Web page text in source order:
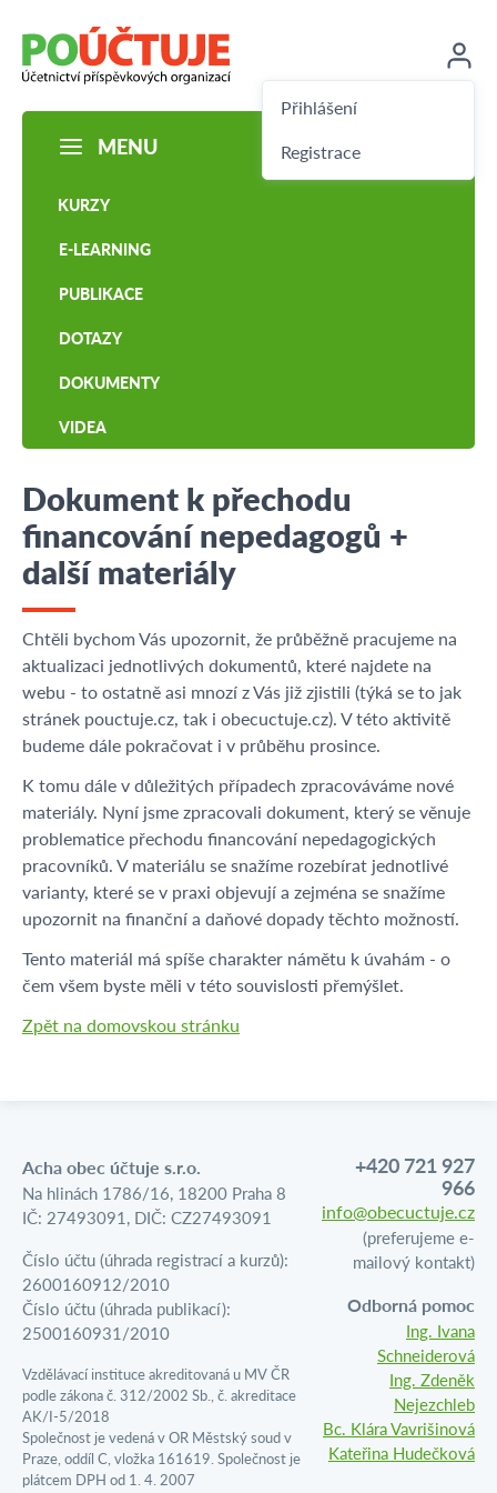
Přihlášení
Registrace
MENU
KURZY
E-LEARNING
PUBLIKACE
DOTAZY
DOKUMENTY
VIDEA
Dokument k přechodu
financování nepedagogů +
další materiály
Chtěli bychom Vás upozornit, že průběžně pracujeme na
aktualizaci jednotlivých dokumentů, které najdete na
webu - to ostatně asi mnozí z Vás již zjistili (týká se to jak
stránek pouctuje.cz, tak i obecuctuje.cz). V této aktivitě
budeme dále pokračovat i v průběhu prosince.
K tomu dále v důležitých případech zpracováváme nové
materiály. Nyní jsme zpracovali dokument, který se věnuje
problematice přechodu financování nepedagogických
pracovníků. V materiálu se snažíme rozebírat jednotlivé
varianty, které se v praxi objevují a zejména se snažíme
upozornit na finanční a daňové dopady těchto možností.
Tento materiál má spíše charakter námětu k úvahám - o
čem všem byste měli v této souvislosti přemýšlet.
Zpět na domovskou stránku
Acha obec účtuje s.r.o.
Na hlinách 1786/16, 18200 Praha 8
IČ: 27493091, DIČ: CZ27493091
Číslo účtu (úhrada registrací a kurzů):
2600160912/2010
Číslo účtu (úhrada publikací):
2500160931/2010
Vzdělávací instituce akreditovaná u MV ČR
podle zákona č. 312/2002 Sb., č. akreditace
AK/I-5/2018
Společnost je vedená v OR Městský soud v
Praze, oddíl C, vložka 161619. Společnost je
plátcem DPH od 1. 4. 2007
+420 721 927
966
info@obecuctuje.cz
(preferujeme e-
mailový kontakt)
Odborná pomoc
Ing. Ivana
Schneiderová
Ing. Zdeněk
Nejezchleb
Bc. Klára Vavrišinová
Kateřina Hudečková